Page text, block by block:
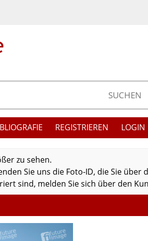
REGISTRIEREN LOGIN
zu sehen.
Sie uns die Foto-ID, die Sie
sind, melden Sie sich über den